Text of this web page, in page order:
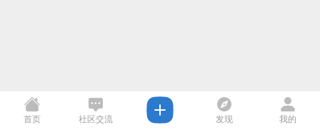
首页 社区交流 发现 我的